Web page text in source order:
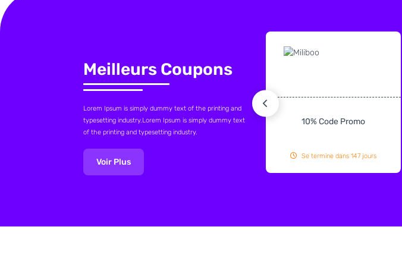
Meilleurs Coupons
Lorem Ipsum is simply dummy text of the printing and
typesetting industry.Lorem Ipsum is simply dummy text
of the printing and typesetting industry.
Voir Plus
10% Code Promo
Se termine dans 147 jours